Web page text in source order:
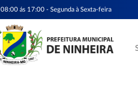
08:00 ás 17:00 - Segunda à Sexta-feira